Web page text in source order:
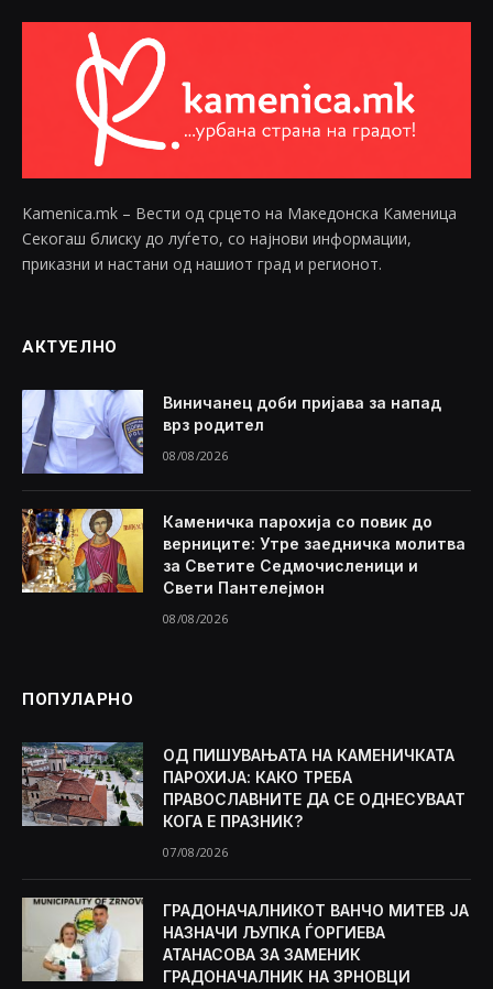
Kamenica.mk – Вести од срцето на Македонска Каменица
Секогаш блиску до луѓето, со најнови информации,
приказни и настани од нашиот град и регионот.
АКТУЕЛНО
Виничанец доби пријава за напад
врз родител
08/08/2026
Каменичка парохија со повик до
верниците: Утре заедничка молитва
за Светите Седмочисленици и
Свети Пантелејмон
08/08/2026
ПОПУЛАРНО
ОД ПИШУВАЊАТА НА КАМЕНИЧКАТА
ПАРОХИЈА: КАКО ТРЕБА
ПРАВОСЛАВНИТЕ ДА СЕ ОДНЕСУВААТ
КОГА Е ПРАЗНИК?
07/08/2026
ГРАДОНАЧАЛНИКОТ ВАНЧО МИТЕВ ЈА
НАЗНАЧИ ЉУПКА ЃОРГИЕВА
АТАНАСОВА ЗА ЗАМЕНИК
ГРАДОНАЧАЛНИК НА ЗРНОВЦИ